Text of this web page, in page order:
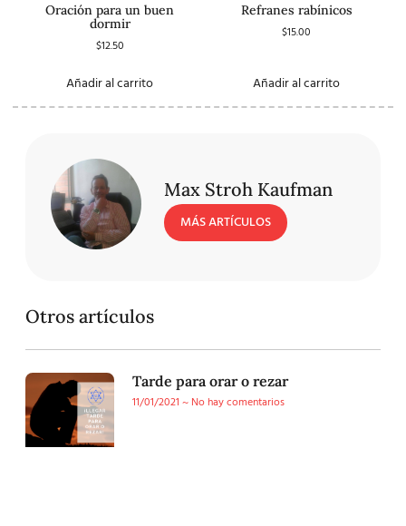
Oración para un buen
dormir
$12.50
Añadir al carrito
Refranes rabínicos
$15.00
Añadir al carrito
Max Stroh Kaufman
MÁS ARTÍCULOS
Otros artículos
Tarde para orar o rezar
11/01/2021
No hay comentarios